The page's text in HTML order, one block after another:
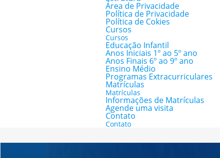
Área de Privacidade
Política de Privacidade
Política de Cokies
Cursos
Cursos
Educação Infantil
Anos Iniciais 1º ao 5º ano
Anos Finais 6º ao 9º ano
Ensino Médio
Programas Extracurriculares
Matrículas
Matrículas
Informações de Matrículas
Agende uma visita
Contato
Contato